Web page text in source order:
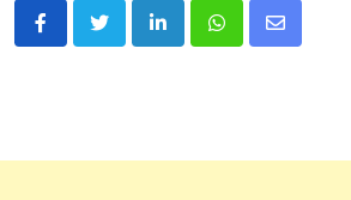
LinkedInWhatsappShare